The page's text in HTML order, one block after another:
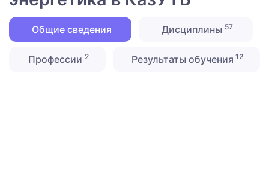
Общие сведения Дисциплины 57
Профессии 2 Результаты обучения 12